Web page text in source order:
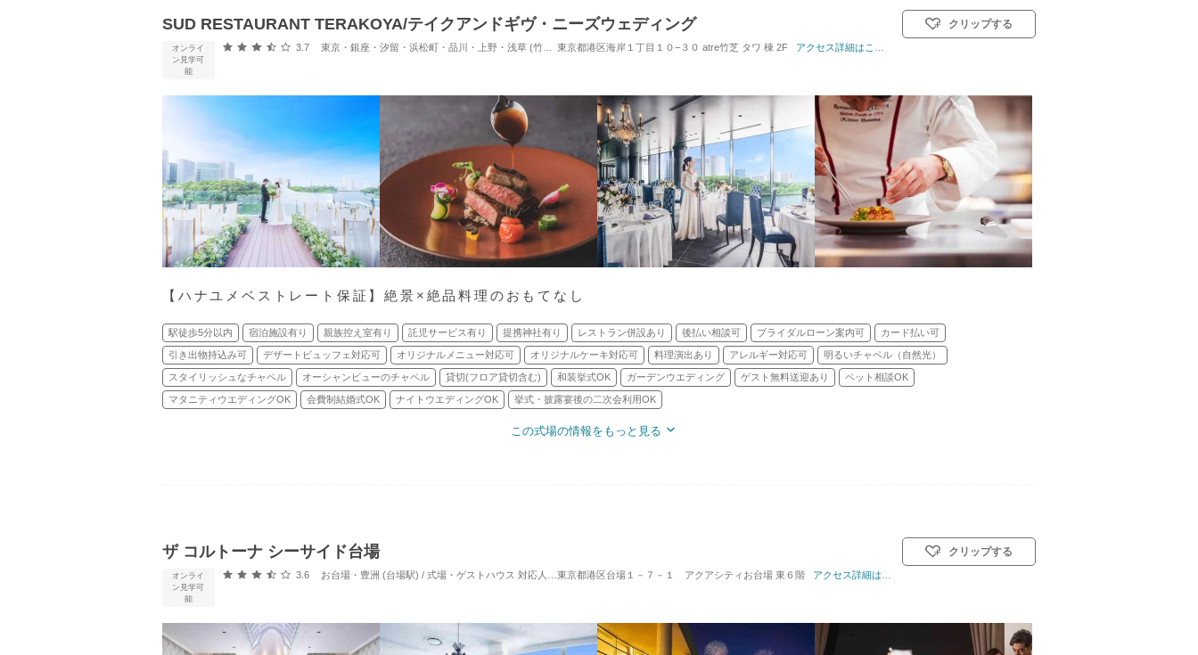
SUD RESTAURANT TERAKOYA/テイクアンドギヴ・ニーズウェディング
オンライ
ン見学可
能
口コミ評価
3.7 東京・銀座・汐留・浜松町・品川・上野・浅草 (竹芝駅) / レストランウエディング 対応人数: 着席：10名 ～ 82名 挙式スタイル: 教会式(キリスト教式)／神前式／人前式／和装人前式
東京都港区海岸１丁目１０−３０ atre竹芝 タワ 棟 2F アクセス詳細はこちら
クリップする
【ハナユメベストレート保証】絶景×絶品料理のおもてなし
駅徒歩5分以内 宿泊施設有り 親族控え室有り 託児サービス有り 提携神社有り レストラン併設あり 後払い相談可 ブライダルローン案内可 カード払い可
引き出物持込み可 デザートビュッフェ対応可 オリジナルメニュー対応可 オリジナルケーキ対応可 料理演出あり アレルギー対応可 明るいチャペル（自然光）
スタイリッシュなチャペル オーシャンビューのチャペル 貸切(フロア貸切含む) 和装挙式OK ガーデンウエディング ゲスト無料送迎あり ペット相談OK
マタニティウエディングOK 会費制結婚式OK ナイトウエディングOK 挙式・披露宴後の二次会利用OK
この式場の情報をもっと見る
ザ コルトーナ シーサイド台場
オンライ
ン見学可
能
口コミ評価
3.6 お台場・豊洲 (台場駅) / 式場・ゲストハウス 対応人数: 着席：2名 ～ 80名 挙式スタイル: 教会式(キリスト教式)／人前式
東京都港区台場１－７－１ アクアシティお台場 東６階 アクセス詳細はこちら
クリップする